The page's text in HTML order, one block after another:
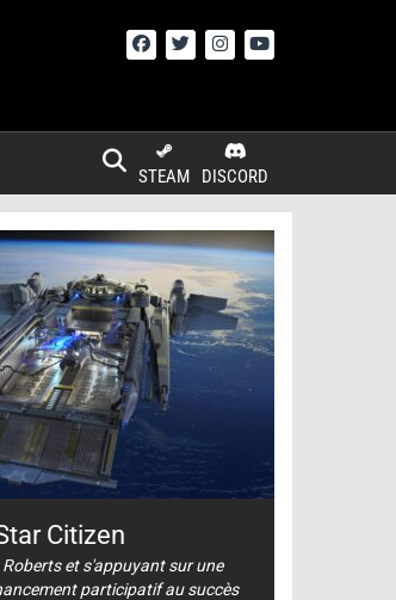
DISCORD
STEAM
Citizen
Roberts et s'appuyant sur une
participatif au succès